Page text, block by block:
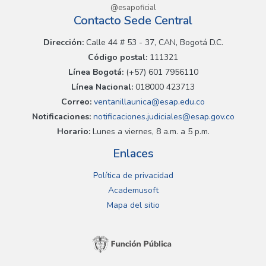
@esapoficial
Contacto Sede Central
Dirección:Calle 44 # 53 - 37, CAN, Bogotá D.C.
Código postal: 111321
Línea Bogotá:(+57) 601 7956110
Línea Nacional: 018000 423713
Correo: ventanillaunica@esap.edu.co
Notificaciones:notificaciones.judiciales@esap.gov.co
Horario:Lunes a viernes, 8 a.m. a 5 p.m.
Enlaces
Política de privacidad
Academusoft
Mapa del sitio